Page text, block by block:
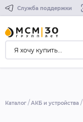
Служба поддержки
Каталог АКБ и устройства